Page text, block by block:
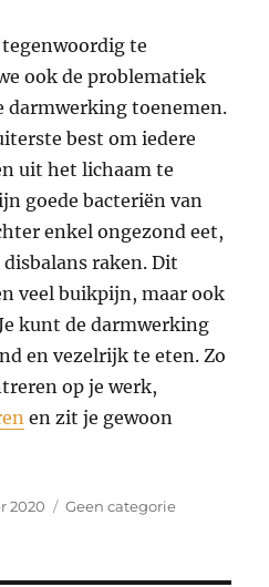
te
ook de problematiek
toenemen.
best om iedere
uit het lichaam te
goede bacteriën van
enkel ongezond eet,
raken. Dit
veel buikpijn, maar ook
kunt de darmwerking
en vezelrijk te eten. Zo
op je werk,
en zit je gewoon
2020 Categorieën
Geen categorie